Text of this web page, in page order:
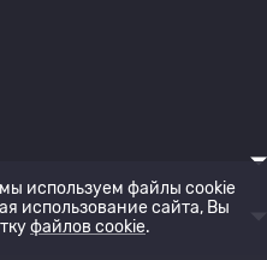
используем файлы cookie
использование сайта, Вы
файлов cookie.